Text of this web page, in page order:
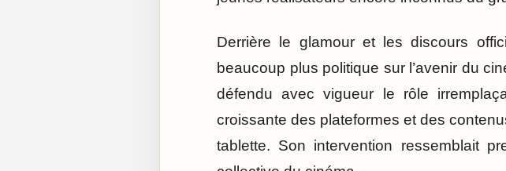
Derrière le glamour et les discours
beaucoup plus politique sur l’avenir du
défendu avec vigueur le rôle
croissante des plateformes et des
tablette. Son intervention ressemblait